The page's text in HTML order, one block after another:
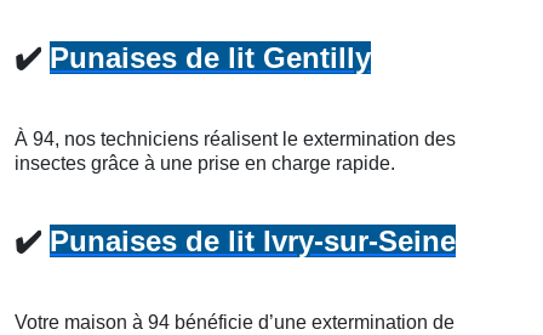
✔️ Punaises de lit Gentilly
À 94, nos techniciens réalisent le extermination des
insectes grâce à une prise en charge rapide.
✔️ Punaises de lit Ivry-sur-Seine
Votre maison à 94 bénéficie d’une extermination de